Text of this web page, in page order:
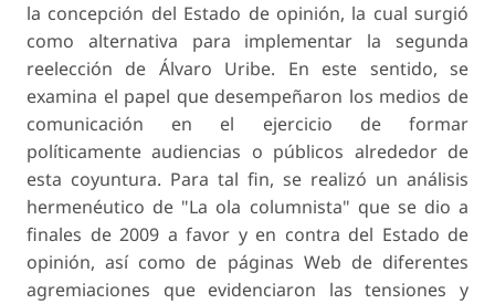
la concepción del Estado de opinión, la cual surgió
como alternativa para implementar la segunda
reelección de Álvaro Uribe. En este sentido, se
examina el papel que desempeñaron los medios de
comunicación en el ejercicio de formar
políticamente audiencias o públicos alrededor de
esta coyuntura. Para tal fin, se realizó un análisis
hermenéutico de "La ola columnista" que se dio a
finales de 2009 a favor y en contra del Estado de
opinión, así como de páginas Web de diferentes
agremiaciones que evidenciaron las tensiones y